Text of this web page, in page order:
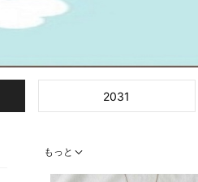
2031
もっと